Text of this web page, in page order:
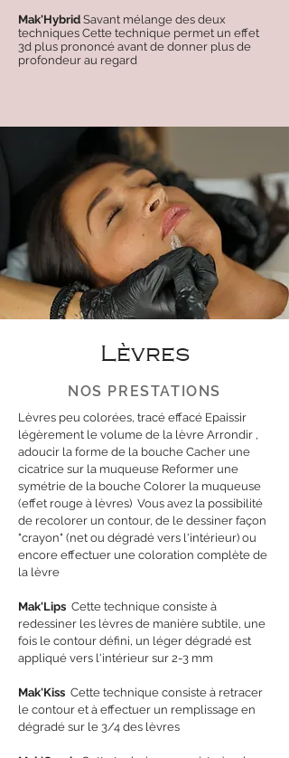
Mak'Hybrid Savant mélange des deux
techniques Cette technique permet un effet
3d plus prononcé avant de donner plus de
profondeur au regard
Lèvres
NOS PRESTATIONS
Lèvres peu colorées, tracé effacé Epaissir
légèrement le volume de la lèvre Arrondir ,
adoucir la forme de la bouche Cacher une
cicatrice sur la muqueuse Reformer une
symétrie de la bouche Colorer la muqueuse
(effet rouge à lèvres) ​ Vous avez la possibilité
de recolorer un contour, de le dessiner façon
"crayon" (net ou dégradé vers l'intérieur) ou
encore effectuer une coloration complète de
la lèvre ​
Mak'Lips ​ Cette technique consiste à
redessiner les lèvres de manière subtile, une
fois le contour défini, un léger dégradé est
appliqué vers l'intérieur sur 2-3 mm ​
Mak'Kiss ​ Cette technique consiste à retracer
le contour et à effectuer un remplissage en
dégradé sur le 3/4 des lèvres